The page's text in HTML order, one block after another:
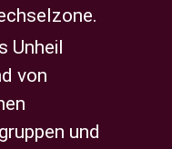
Unheil
von
und